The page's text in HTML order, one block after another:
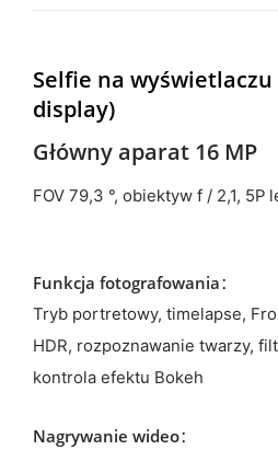
Selfie na wyświetlaczu
display)
Główny aparat 16 MP
FOV 79,3 °, obiektyw f / 2,1, 5P
Funkcja fotografowania：
Tryb portretowy, timelapse,
HDR, rozpoznawanie twarzy,
kontrola efektu Bokeh
Nagrywanie wideo：